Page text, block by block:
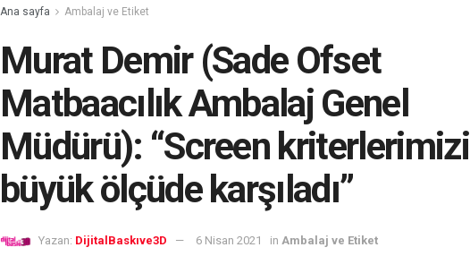
Ana sayfa Ambalaj ve Etiket
Murat Demir (Sade Ofset
Matbaacılık Ambalaj Genel
Müdürü): “Screen kriterlerimizi
büyük ölçüde karşıladı”
Yazan: DijitalBaskıve3D 6 Nisan 2021 in Ambalaj ve Etiket